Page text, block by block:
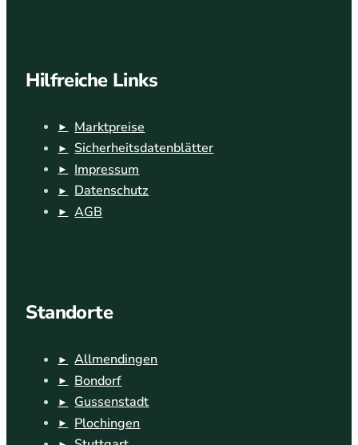
Hilfreiche Links
Marktpreise
Sicherheitsdatenblätter
Impressum
Datenschutz
AGB
Standorte
Allmendingen
Bondorf
Gussenstadt
Plochingen